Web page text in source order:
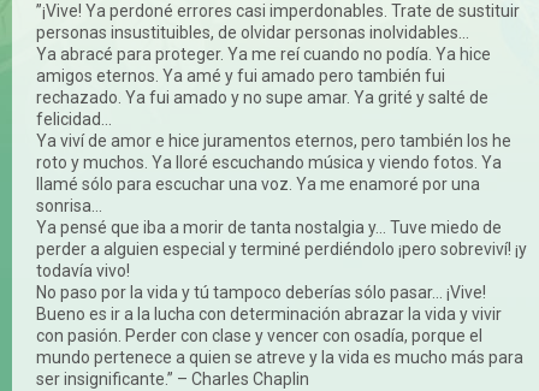
”¡Vive! Ya perdoné errores casi imperdonables. Trate de sustituir
personas insustituibles, de olvidar personas inolvidables...
Ya abracé para proteger. Ya me reí cuando no podía. Ya hice
amigos eternos. Ya amé y fui amado pero también fui
rechazado. Ya fui amado y no supe amar. Ya grité y salté de
felicidad...
Ya viví de amor e hice juramentos eternos, pero también los he
roto y muchos. Ya lloré escuchando música y viendo fotos. Ya
llamé sólo para escuchar una voz. Ya me enamoré por una
sonrisa...
Ya pensé que iba a morir de tanta nostalgia y… Tuve miedo de
perder a alguien especial y terminé perdiéndolo ¡pero sobreviví! ¡y
todavía vivo!
No paso por la vida y tú tampoco deberías sólo pasar… ¡Vive!
Bueno es ir a la lucha con determinación abrazar la vida y vivir
con pasión. Perder con clase y vencer con osadía, porque el
mundo pertenece a quien se atreve y la vida es mucho más para
ser insignificante.” – Charles Chaplin